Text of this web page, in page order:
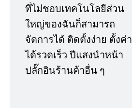
ที่ไม่ชอบเทคโนโลยีส่วน
ใหญ่ของฉันก็สามารถ
จัดการได้ ติดตั้งง่าย ตั้งค่า
ได้รวดเร็ว ปีแสงนำหน้า
ปลั๊กอินร้านค้าอื่น ๆ